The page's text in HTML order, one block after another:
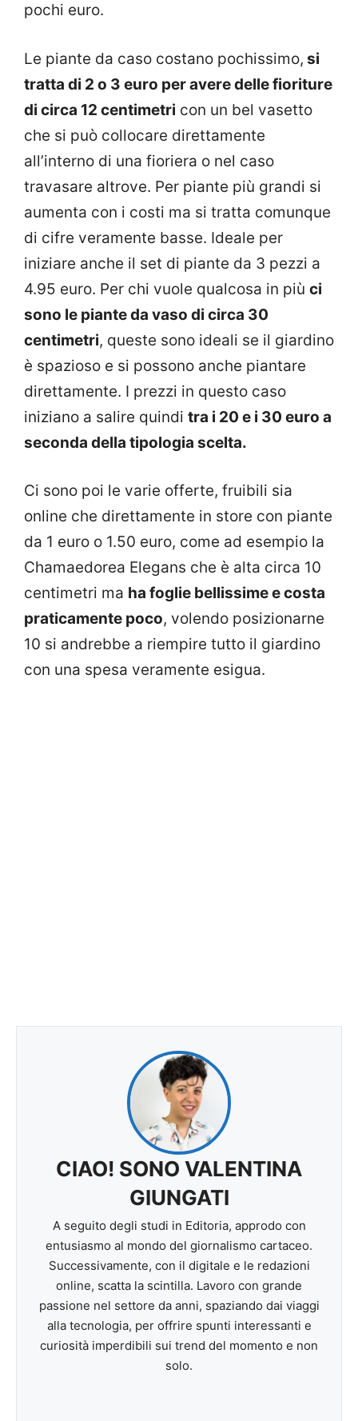
pochi euro.
Le piante da caso costano pochissimo, si
tratta di 2 o 3 euro per avere delle fioriture
di circa 12 centimetri con un bel vasetto
che si può collocare direttamente
all’interno di una fioriera o nel caso
travasare altrove. Per piante più grandi si
aumenta con i costi ma si tratta comunque
di cifre veramente basse. Ideale per
iniziare anche il set di piante da 3 pezzi a
4.95 euro. Per chi vuole qualcosa in più ci
sono le piante da vaso di circa 30
centimetri, queste sono ideali se il giardino
è spazioso e si possono anche piantare
direttamente. I prezzi in questo caso
iniziano a salire quindi tra i 20 e i 30 euro a
seconda della tipologia scelta.
Ci sono poi le varie offerte, fruibili sia
online che direttamente in store con piante
da 1 euro o 1.50 euro, come ad esempio la
Chamaedorea Elegans che è alta circa 10
centimetri ma ha foglie bellissime e costa
praticamente poco, volendo posizionarne
10 si andrebbe a riempire tutto il giardino
con una spesa veramente esigua.
CIAO! SONO VALENTINA
GIUNGATI
A seguito degli studi in Editoria, approdo con
entusiasmo al mondo del giornalismo cartaceo.
Successivamente, con il digitale e le redazioni
online, scatta la scintilla. Lavoro con grande
passione nel settore da anni, spaziando dai viaggi
alla tecnologia, per offrire spunti interessanti e
curiosità imperdibili sui trend del momento e non
solo.